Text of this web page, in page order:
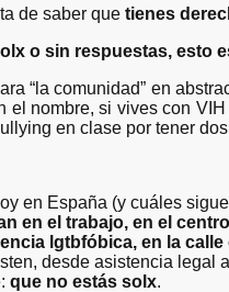
de saber que tienes
o sin respuestas, esto
“la comunidad” en
el nombre, si vives con
en clase por tener
en España (y cuáles
en el trabajo, en el
lgtbfóbica, en la
desde asistencia legal
que no estás solx.